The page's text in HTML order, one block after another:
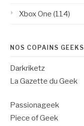
Xbox One (114)
NOS COPAINS GEEKS
Darkriketz
La Gazette du Geek
Passionageek
Piece of Geek